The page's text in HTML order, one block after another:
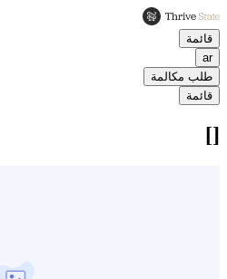
قائمة
ar
طلب مكالمة
قائمة